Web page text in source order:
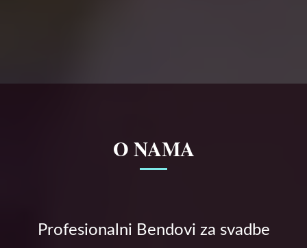
O NAMA
Profesionalni Bendovi za svadbe